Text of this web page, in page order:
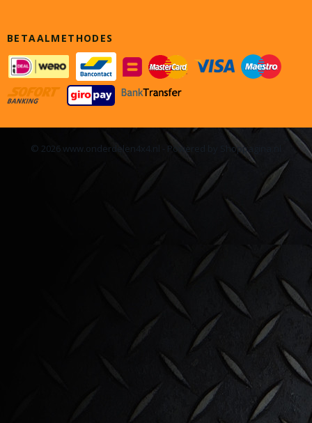
BETAALMETHODES
© 2026 www.onderdelen4x4.nl - Powered by Shoppagina.nl